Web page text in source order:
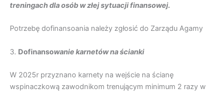
treningach dla osób w złej sytuacji finansowej.
Potrzebę dofinansoania należy zgłosić do Zarządu Agamy
3. Dofinansowanie karnetów na ścianki
W 2025r przyznano karnety na wejście na ścianę
wspinaczkową zawodnikom trenującym minimum 2 razy w